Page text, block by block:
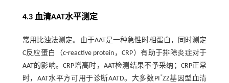
4.3 血清AAT水平测定
常用比浊法测定。由于AAT是一种急性时相蛋白，同时测定
C反应蛋白（c-reactive protein，CRP）有助于排除炎症对于
AAT的影响。CRP增高时，AAT检测结果不予采纳；CRP正常
时，AAT水平方可用于诊断AATD。大多数PI *ZZ基因型血清